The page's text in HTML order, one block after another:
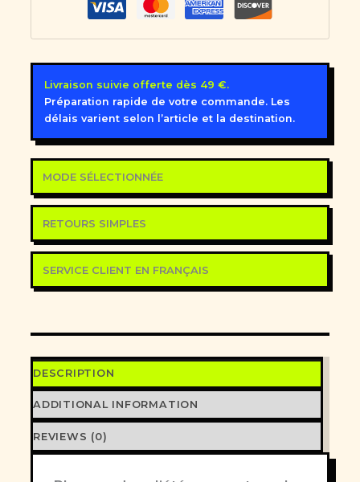
Livraison suivie offerte dès 49 €.
Préparation rapide de votre commande. Les
délais varient selon l’article et la destination.
MODE SÉLECTIONNÉE
RETOURS SIMPLES
SERVICE CLIENT EN FRANÇAIS
DESCRIPTION
ADDITIONAL INFORMATION
REVIEWS (0)